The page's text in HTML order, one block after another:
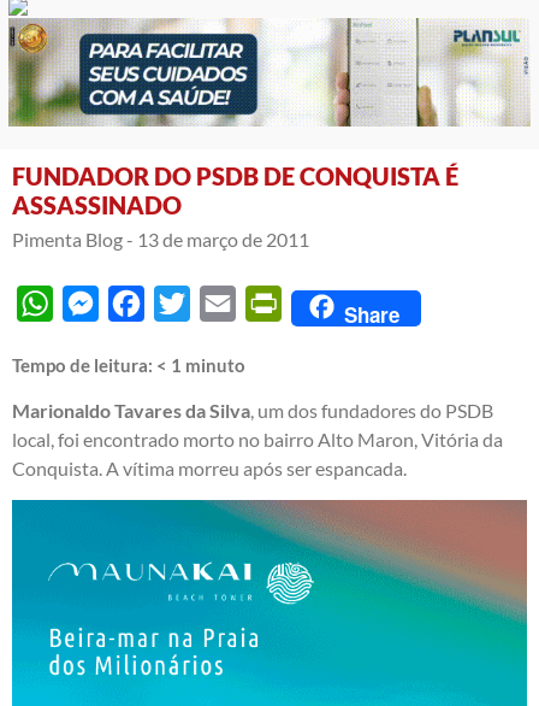
FUNDADOR DO PSDB DE CONQUISTA É
ASSASSINADO
Pimenta Blog - 13 de março de 2011
WhatsAppMessengerFacebook
Twitter Email PrintFriendly
Share
Tempo de leitura: < 1 minuto
Marionaldo Tavares da Silva , um dos fundadores do PSDB
local, foi encontrado morto no bairro Alto Maron, Vitória da
Conquista. A vítima morreu após ser espancada.